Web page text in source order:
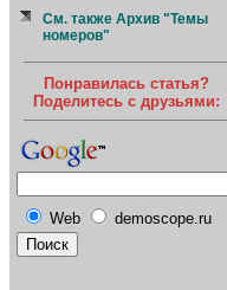
См. также Архив "Темы
номеров"
Понравилась статья?
Поделитесь с друзьями:
Web demoscope.ru